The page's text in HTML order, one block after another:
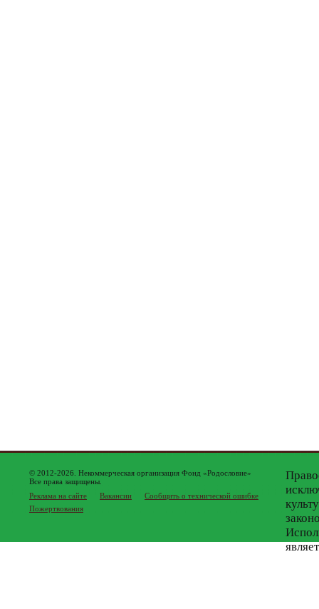
© 2012-2026. Некоммерческая организация Фонд «Родословие»
Все права защищены.
Реклама на сайте
Вакансии
Сообщить о технической ошибке
Пожертвования